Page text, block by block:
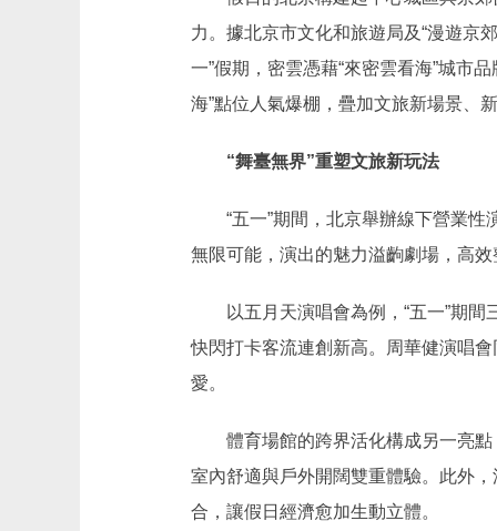
力。據北京市文化和旅遊局及“漫遊京
一”假期，密雲憑藉“來密雲看海”城市
海”點位人氣爆棚，疊加文旅新場景、
“舞臺無界”重塑文旅新玩法
“五一”期間，北京舉辦線下營業性
無限可能，演出的魅力溢齣劇場，高
以五月天演唱會為例，“五一”期間
快閃打卡客流連創新高。周華健演唱
愛。
體育場館的跨界活化構成另一亮點
室內舒適與戶外開闊雙重體驗。此外
合，讓假日經濟愈加生動立體。